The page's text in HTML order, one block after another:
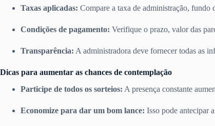
Taxas aplicadas: Compare a taxa de administração, fundo
Condições de pagamento: Verifique o prazo, valor das
Transparência: A administradora deve fornecer todas as
Dicas para aumentar as chances de contemplação
Participe de todos os sorteios: A presença constante
Economize para dar um bom lance: Isso pode antecipar